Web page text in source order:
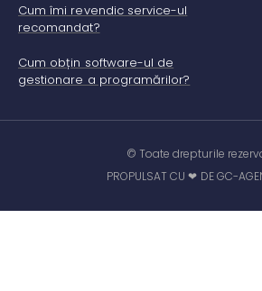
Cum îmi revendic service-ul
recomandat?
Cum obțin software-ul de
gestionare a programărilor?
© Toate drepturile
PROPULSAT CU ❤ DE GC-